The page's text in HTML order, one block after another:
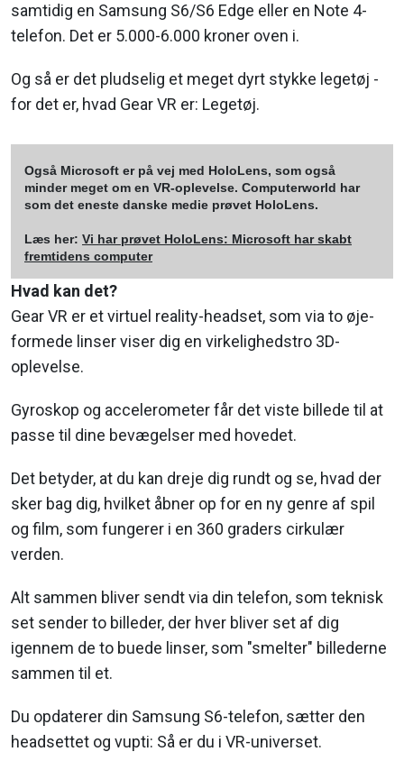
samtidig en Samsung S6/S6 Edge eller en Note 4-
telefon. Det er 5.000-6.000 kroner oven i.
Og så er det pludselig et meget dyrt stykke legetøj -
for det er, hvad Gear VR er: Legetøj.
Også Microsoft er på vej med HoloLens, som også
minder meget om en VR-oplevelse. Computerworld har
som det eneste danske medie prøvet HoloLens.
Læs her: Vi har prøvet HoloLens: Microsoft har skabt
fremtidens computer
Hvad kan det?
Gear VR er et virtuel reality-headset, som via to øje-
formede linser viser dig en virkelighedstro 3D-
oplevelse.
Gyroskop og accelerometer får det viste billede til at
passe til dine bevægelser med hovedet.
Det betyder, at du kan dreje dig rundt og se, hvad der
sker bag dig, hvilket åbner op for en ny genre af spil
og film, som fungerer i en 360 graders cirkulær
verden.
Alt sammen bliver sendt via din telefon, som teknisk
set sender to billeder, der hver bliver set af dig
igennem de to buede linser, som "smelter" billederne
sammen til et.
Du opdaterer din Samsung S6-telefon, sætter den
headsettet og vupti: Så er du i VR-universet.